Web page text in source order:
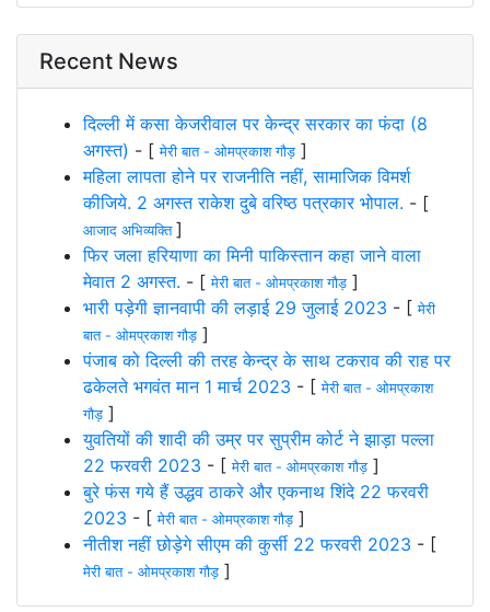
Recent News
दिल्ली में कसा केजरीवाल पर केन्द्र सरकार का फंदा (8
अगस्त) - [मेरी बात - ओमप्रकाश गौड़ ]
महिला लापता होने पर राजनीति नहीं, सामाजिक विमर्श
कीजिये. 2 अगस्त राकेश दुबे वरिष्ठ पत्रकार भोपाल. - [
आजाद अभिव्यक्ति ]
फिर जला हरियाणा का मिनी पाकिस्तान कहा जाने वाला
मेवात 2 अगस्त. - [मेरी बात - ओमप्रकाश गौड़ ]
भारी पड़ेगी ज्ञानवापी की लड़ाई 29 जुलाई 2023 - [मेरी
बात - ओमप्रकाश गौड़ ]
पंजाब को दिल्ली की तरह केन्द्र के साथ टकराव की राह पर
ढकेलते भगवंत मान 1 मार्च 2023 - [मेरी बात - ओमप्रकाश
गौड़ ]
युवतियों की शादी की उम्र पर सुप्रीम कोर्ट ने झाड़ा पल्ला
22 फरवरी 2023 - [मेरी बात - ओमप्रकाश गौड़ ]
बुरे फंस गये हैं उद्धव ठाकरे और एकनाथ शिंदे 22 फरवरी
2023 - [मेरी बात - ओमप्रकाश गौड़ ]
नीतीश नहीं छोड़ेगे सीएम की कुर्सी 22 फरवरी 2023 - [
मेरी बात - ओमप्रकाश गौड़ ]